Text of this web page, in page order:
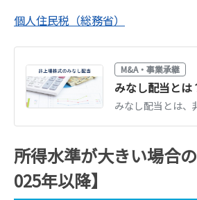
個人住民税（総務省）
M&A・事業承継
所得水準が大きい場合
025年以降】